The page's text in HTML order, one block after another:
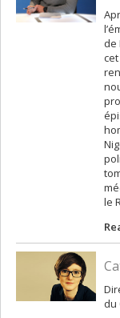
de
le
du